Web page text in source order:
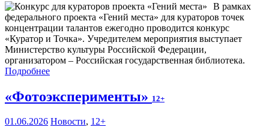
В рамках
федерального проекта «Гений места» для кураторов точек
концентрации талантов ежегодно проводится конкурс
«Куратор и Точка». Учредителем мероприятия выступает
Министерство культуры Российской Федерации,
организатором – Российская государственная библиотека.
Подробнее
«Фотоэксперименты» 12+
01.06.2026 Новости, 12+